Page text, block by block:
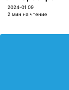
2024-01 09
2 мин на чтение